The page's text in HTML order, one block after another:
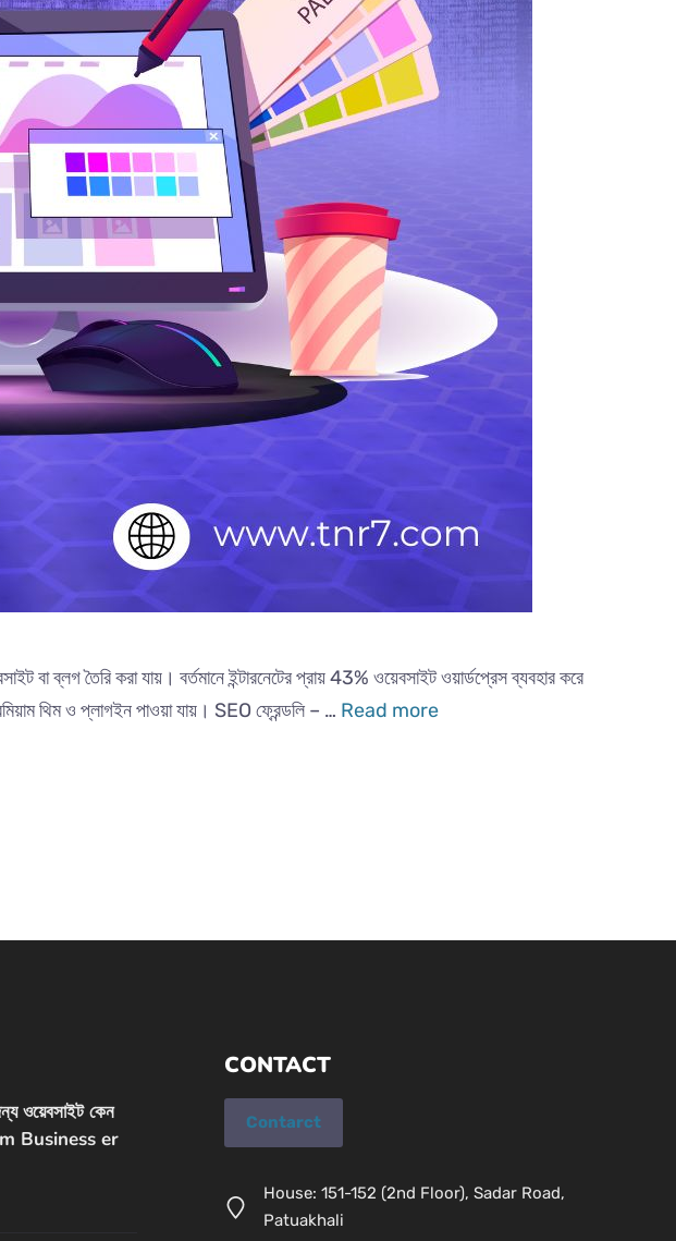
বা ব্লগ তৈরি করা যায়। বর্তমানে ইন্টারনেটের প্রায় 43% ওয়েবসাইট ওয়ার্ডপ্রেস ব্যবহার করে
থিম ও প্লাগইন পাওয়া যায়। SEO ফ্রেন্ডলি – … Read more
ওয়েবসাইট কেন
Business er
CONTACT
Contarct
House: 151-152 (2nd Floor), Sadar Road,
Patuakhali